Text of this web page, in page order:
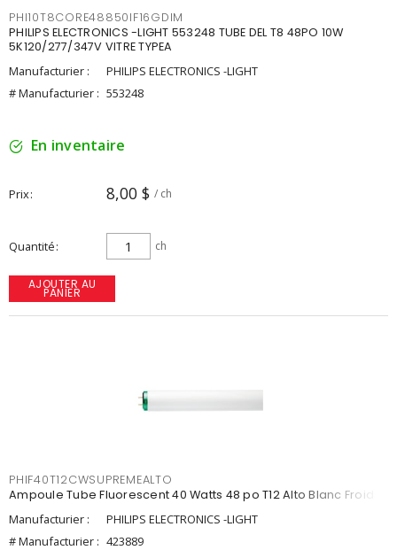
PHI10T8CORE48850IF16GDIM
PHILIPS ELECTRONICS -LIGHT 553248 TUBE DEL T8 48PO 10W
5K120/277/347V VITRE TYPEA
Manufacturier :
PHILIPS ELECTRONICS -LIGHT
# Manufacturier : 553248
En inventaire
Prix 8,00 $ / ch
Quantité ch
AJOUTER AU
PANIER
PHIF40T12CWSUPREMEALTO
Ampoule Tube Fluorescent 40 Watts 48 po T12 Alto Blanc Froid
Manufacturier :
PHILIPS ELECTRONICS -LIGHT
# Manufacturier : 423889